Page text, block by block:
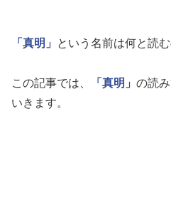
「真明」 という名前は何と読む
この記事では、 「真明」 の読
いきます。